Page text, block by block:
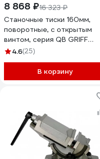
8 868 ₽16 323 ₽
Станочные тиски 160мм,
поворотные, с открытым
винтом, серия QB GRIFF
b241202
4.6(25)
В корзину